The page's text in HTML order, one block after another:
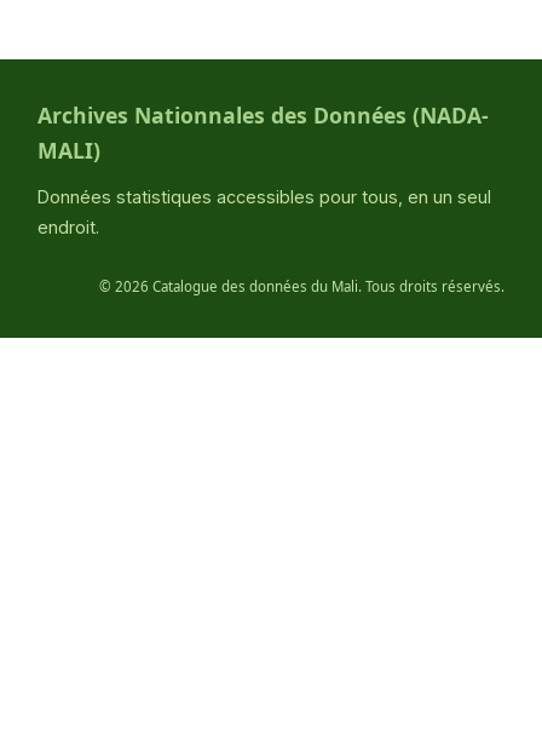
Archives Nationnales des Données (NADA-
MALI)
Données statistiques accessibles pour tous, en un seul
endroit.
© 2026 Catalogue des données du Mali. Tous droits réservés.